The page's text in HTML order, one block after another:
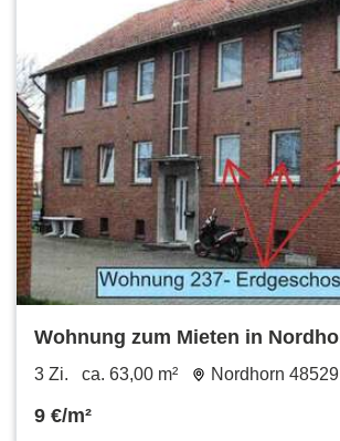
Wohnung zum Mieten in
63 m²
3 Zi. ca. 63,00 m² Nordhorn 48529
9 €/m²